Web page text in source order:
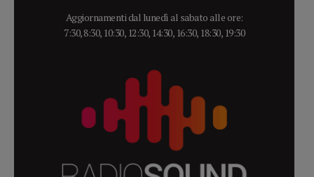
Aggiornamenti dal lunedì al sabato alle ore:
7:30, 8:30, 10:30, 12:30, 14:30, 16:30, 18:30, 19:30